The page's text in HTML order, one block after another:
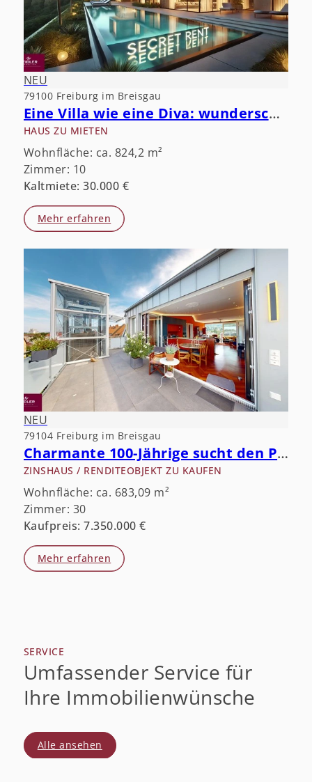
NEU
79100 Freiburg im Breisgau
Eine Villa wie eine Diva: wunderschön, aber öffentlichkeitsscheu.
HAUS ZU MIETEN
Wohnfläche: ca. 824,2 m²
Zimmer: 10
Kaltmiete: 30.000 €
Mehr erfahren
NEU
79104 Freiburg im Breisgau
Charmante 100-Jährige sucht den Partner fürs Leben.
ZINSHAUS / RENDITEOBJEKT ZU KAUFEN
Wohnfläche: ca. 683,09 m²
Zimmer: 30
Kaufpreis: 7.350.000 €
Mehr erfahren
SERVICE
Umfassender Service für
Ihre Immobilienwünsche
Alle ansehen